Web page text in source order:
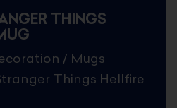
THINGS
/ Mugs
Things Hellfire